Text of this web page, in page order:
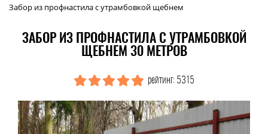
Забор из профнастила с утрамбовкой щебнем
ЗАБОР ИЗ ПРОФНАСТИЛА С УТРАМБОВКОЙ
ЩЕБНЕМ 30 МЕТРОВ
рейтинг: 5315